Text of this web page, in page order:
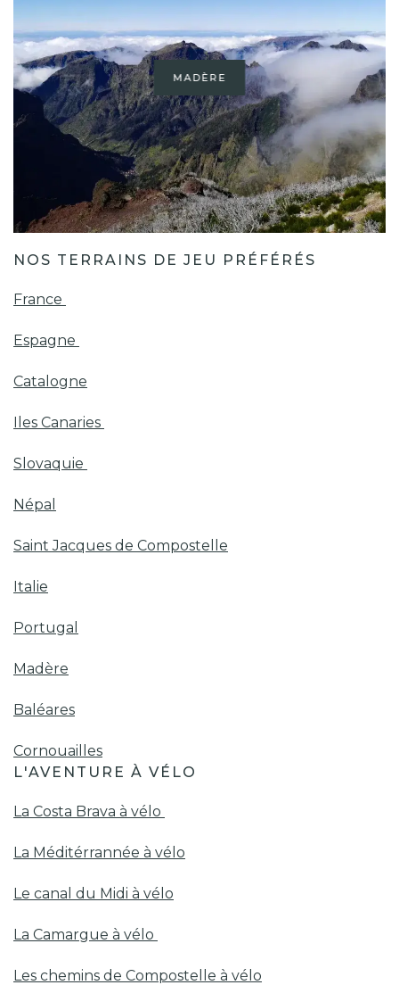
MADÈRE
NOS TERRAINS DE JEU PRÉFÉRÉS
France
Espagne
Catalogne
Iles Canaries
Slovaquie
Népal
Saint Jacques de Compostelle
Italie
Portugal
Madère
Baléares
Cornouailles
L'AVENTURE À VÉLO
La Costa Brava à vélo
La Méditérrannée à vélo
Le canal du Midi à vélo
La Camargue à vélo
Les chemins de Compostelle à vélo